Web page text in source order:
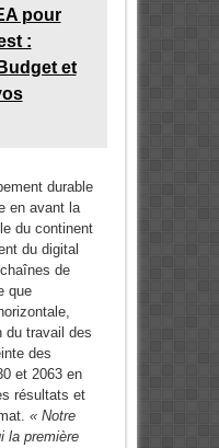
pour
:
et
durable
en avant la
du continent
du digital
de
que
du travail des
des
et 2063 en
résultats et
« Notre
la première